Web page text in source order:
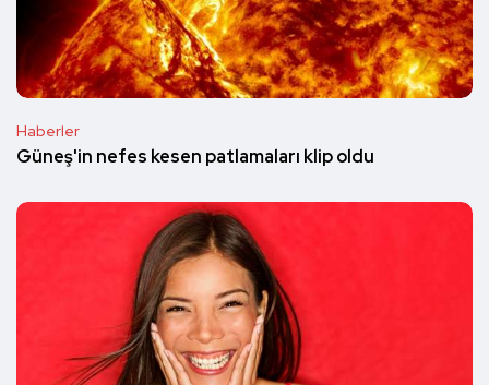
Haberler
Güneş'in nefes kesen patlamaları klip oldu